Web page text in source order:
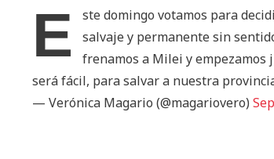
E
ste domingo votamos para
salvaje y permanente sin
frenamos a Milei y empezamos
será fácil, para salvar a nuestra
— Verónica Magario (@magariovero)